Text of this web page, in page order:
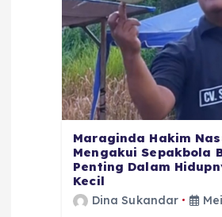
Maraginda Hakim
Mengakui Sepakbola
Penting Dalam
Kecil
Dina Sukandar